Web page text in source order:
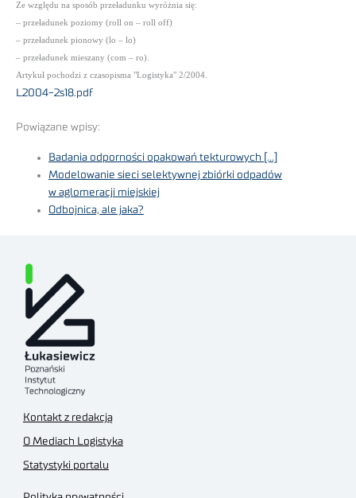
Ze względu na sposób przeładunku wyróżnia się:
– przeładunek poziomy (roll on – roll off)
– przeładunek pionowy (lo – lo)
– przeładunek mieszany (com – ro).
Artykuł pochodzi z czasopisma "Logistyka" 2/2004.
L2004-2s18.pdf
Powiązane wpisy:
Badania odporności opakowań tekturowych […]
Modelowanie sieci selektywnej zbiórki odpadów
w aglomeracji miejskiej
Odbojnica, ale jaka?
Kontakt z redakcją
O Mediach Logistyka
Statystyki portalu